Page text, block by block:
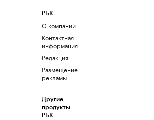
РБК
О компании
Контактная
информация
Редакция
Размещение
рекламы
Другие
продукты
РБК